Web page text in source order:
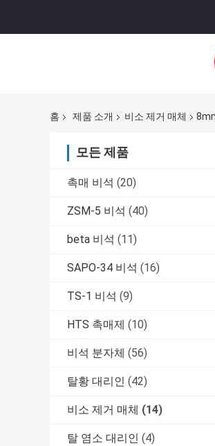
홈 제품 소개 비소 제거 매체
모든 제품
촉매 비석 (20)
ZSM-5 비석 (40)
beta 비석 (11)
SAPO-34 비석 (16)
TS-1 비석 (9)
HTS 촉매제 (10)
비석 분자체 (56)
탈황 대리인 (42)
비소 제거 매체 (14)
탈 염소 대리인 (4)